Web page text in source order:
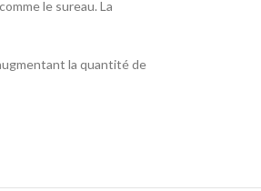
le sureau. La
la quantité de